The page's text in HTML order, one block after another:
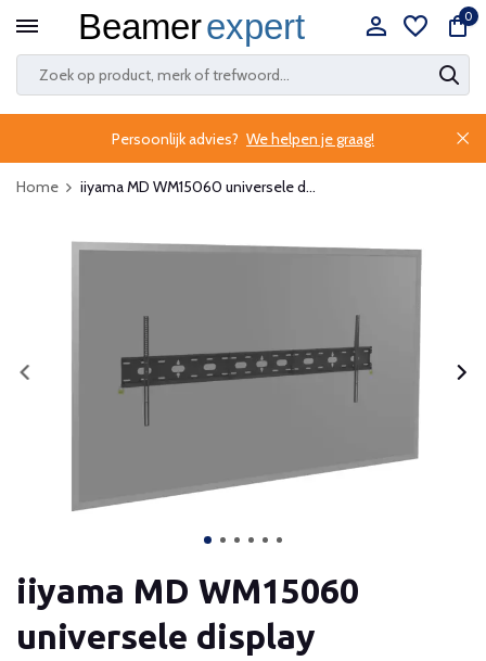
0
Persoonlijk advies? We helpen je graag!
Home iiyama MD WM15060 universele d...
iiyama MD WM15060
universele display